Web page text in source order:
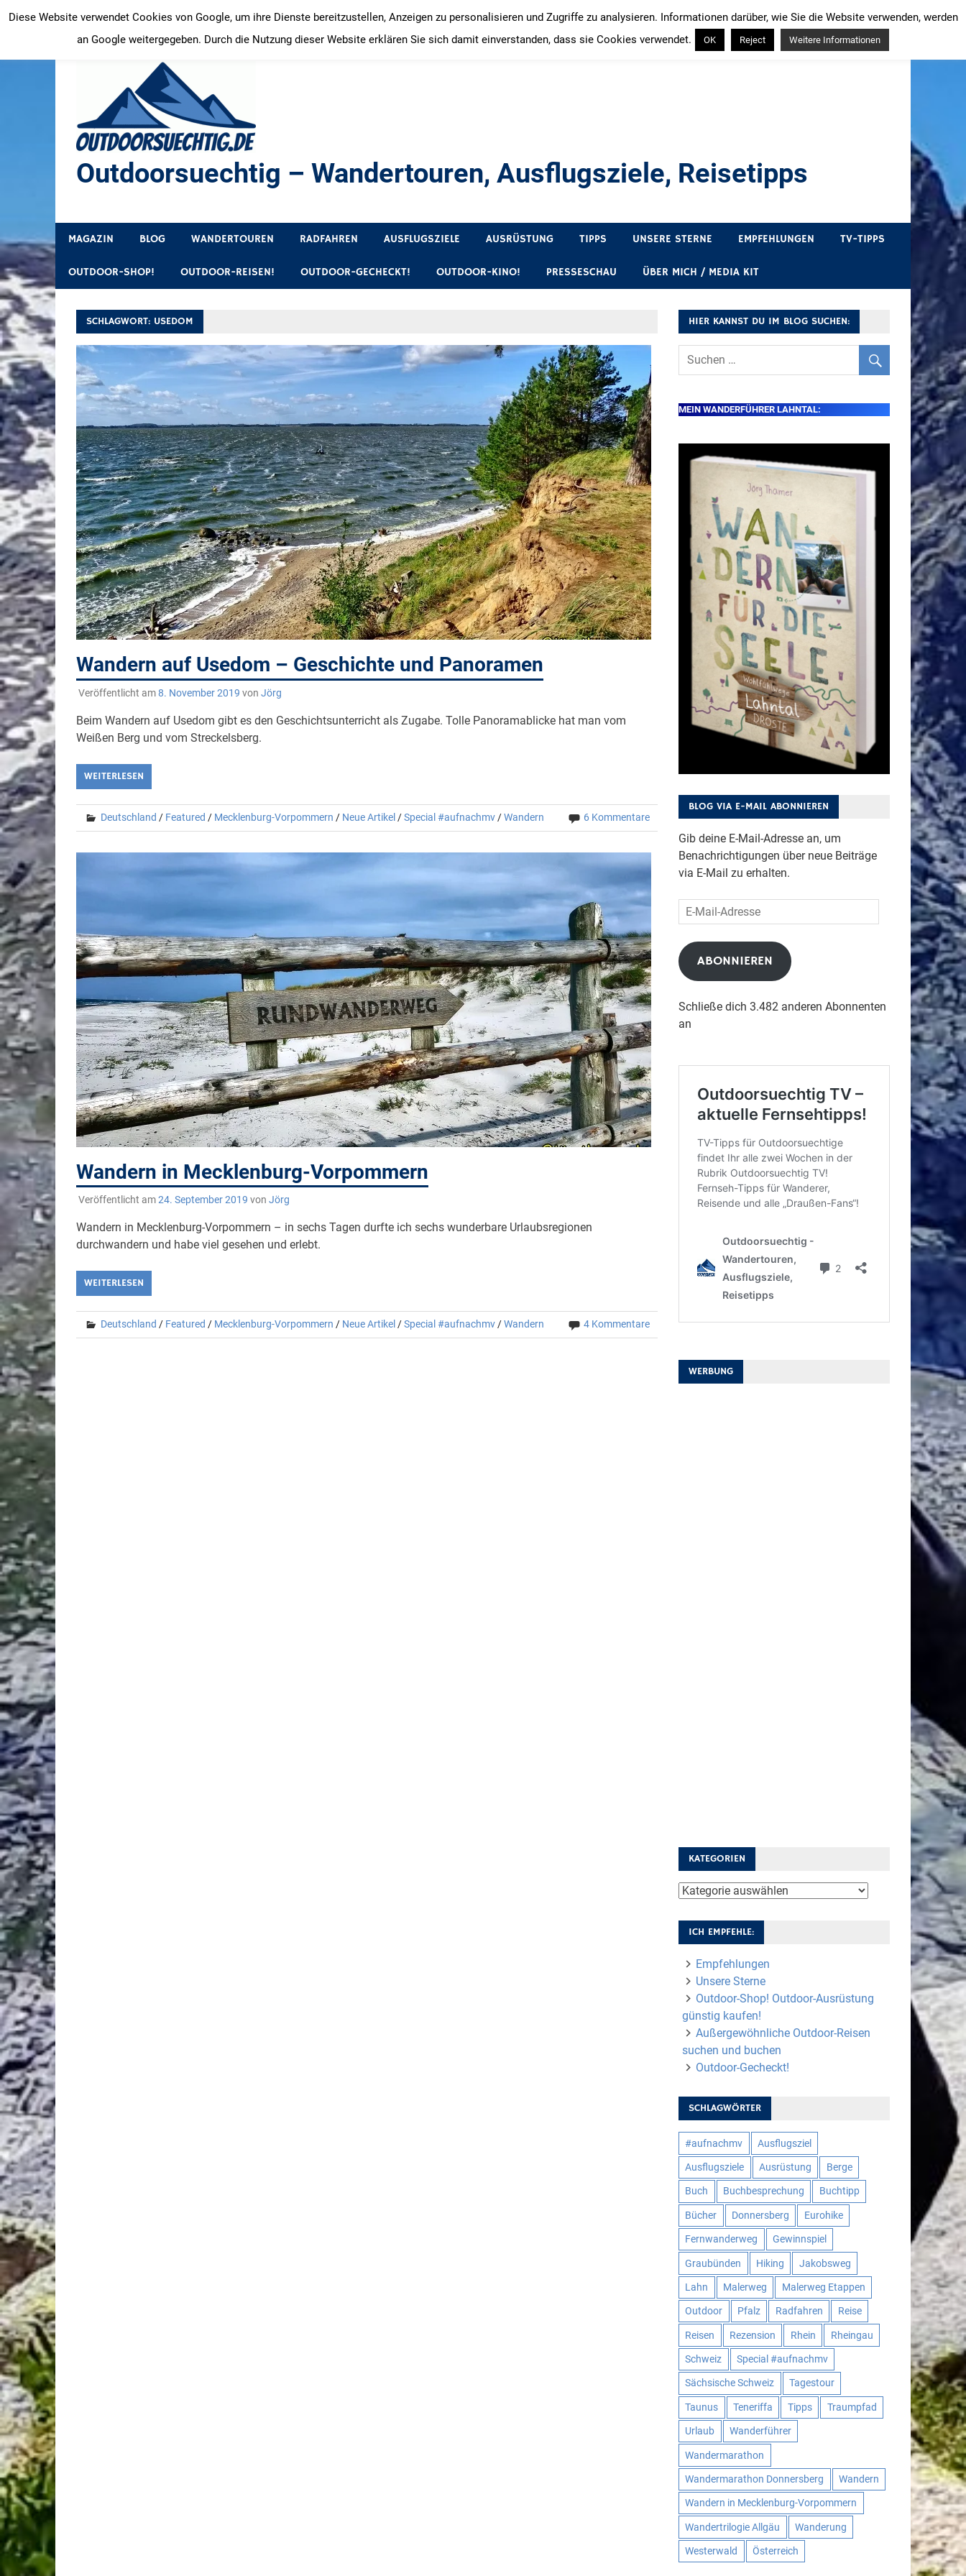
Inhalt
springen
Outdoorsuechtig – Wandertouren, Ausflugsziele, Reisetipps
MAGAZIN BLOG WANDERTOUREN RADFAHREN AUSFLUGSZIELE AUSRÜSTUNG TIPPS UNSERE STERNE EMPFEHLUNGEN TV-TIPPS
OUTDOOR-SHOP! OUTDOOR-REISEN! OUTDOOR-GECHECKT! OUTDOOR-KINO! PRESSESCHAU ÜBER MICH / MEDIA KIT
SCHLAGWORT: USEDOM
Wandern auf Usedom – Geschichte und Panoramen
Veröffentlicht am8. November 2019 von Jörg
Beim Wandern auf Usedom gibt es den Geschichtsunterricht als Zugabe. Tolle Panoramablicke hat man vom
Weißen Berg und vom Streckelsberg.
WEITERLESEN
Deutschland / Featured / Mecklenburg-Vorpommern / Neue Artikel /Special #aufnachmv/Wandern 6 Kommentare
Wandern in Mecklenburg-Vorpommern
Veröffentlicht am24. September 2019 von Jörg
Wandern in Mecklenburg-Vorpommern – in sechs Tagen durfte ich sechs wunderbare Urlaubsregionen
durchwandern und habe viel gesehen und erlebt.
WEITERLESEN
Deutschland / Featured / Mecklenburg-Vorpommern / Neue Artikel /Special #aufnachmv/Wandern 4 Kommentare
HIER KANNST DU IM BLOG SUCHEN:
MEIN WANDERFÜHRER LAHNTAL:
BLOG VIA E-MAIL ABONNIEREN
Gib deine E-Mail-Adresse an, um
Benachrichtigungen über neue Beiträge
via E-Mail zu erhalten.
E-
Mail-
Adresse
ABONNIEREN
Schließe dich 3.482 anderen Abonnenten
an
WERBUNG
KATEGORIEN
Kategorien
ICH EMPFEHLE:
Empfehlungen
Unsere Sterne
Outdoor-Shop! Outdoor-Ausrüstung
günstig kaufen!
Außergewöhnliche Outdoor-Reisen
suchen und buchen
Outdoor-Gecheckt!
SCHLAGWÖRTER
#aufnachmv Ausflugsziel
Ausflugsziele Ausrüstung Berge
Buch Buchbesprechung Buchtipp
Bücher Donnersberg Eurohike
Fernwanderweg Gewinnspiel
Graubünden Hiking Jakobsweg
Lahn Malerweg Malerweg Etappen
Outdoor Pfalz Radfahren Reise
Reisen Rezension Rhein Rheingau
Schweiz Special #aufnachmv
Sächsische Schweiz Tagestour
Taunus Teneriffa Tipps Traumpfad
Urlaub Wanderführer
Wandermarathon
Wandermarathon Donnersberg Wandern
Wandern in Mecklenburg-Vorpommern
Wandertrilogie Allgäu Wanderung
Westerwald Österreich
Diese Website verwendet Cookies von Google, um ihre Dienste bereitzustellen, Anzeigen zu personalisieren und Zugriffe zu analysieren. Informationen darüber, wie Sie die Website verwenden, werden
an Google weitergegeben. Durch die Nutzung dieser Website erklären Sie sich damit einverstanden, dass sie Cookies verwendet.
OK Reject Weitere Informationen